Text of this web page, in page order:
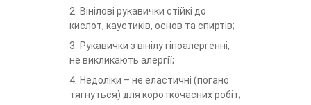
Вінілові рукавички стійкі до
кислот, каустиків, основ та спиртів;
Рукавички з вінілу гіпоалергенні,
не викликають алергії;
Недоліки – не еластичні (погано
тягнуться) для короткочасних робіт;